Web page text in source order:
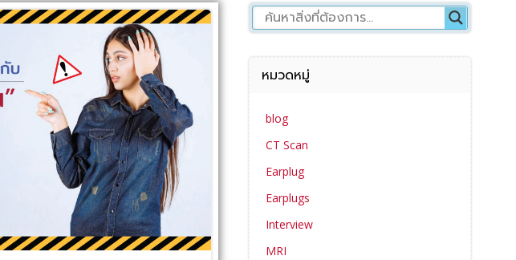
หมวดหมู่
blog
CT Scan
Earplug
Earplugs
Interview
MRI